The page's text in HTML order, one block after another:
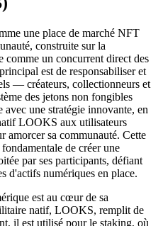
une place de marché NFT
construite sur la
comme un concurrent direct des
est de responsabiliser et
— créateurs, collectionneurs et
des jetons non fongibles
une stratégie innovante, en
LOOKS aux utilisateurs
amorcer sa communauté. Cette
de créer une
par ses participants, défiant
d'actifs numériques en place.
est au cœur de sa
natif, LOOKS, remplit de
il est utilisé pour le staking, où